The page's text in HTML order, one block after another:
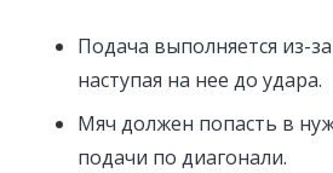
Подача выполняется из-
наступая на нее до удара.
Мяч должен попасть в
подачи по диагонали.